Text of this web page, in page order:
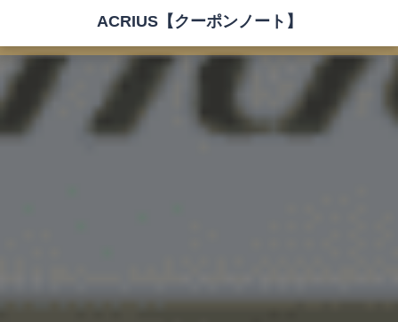
ACRIUS【クーポンノート】